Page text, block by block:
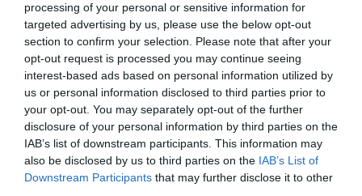
processing of your personal or sensitive information for
targeted advertising by us, please use the below opt-out
section to confirm your selection. Please note that after your
opt-out request is processed you may continue seeing
interest-based ads based on personal information utilized by
us or personal information disclosed to third parties prior to
your opt-out. You may separately opt-out of the further
disclosure of your personal information by third parties on the
IAB’s list of downstream participants. This information may
also be disclosed by us to third parties on the IAB’s List of
Downstream Participants that may further disclose it to other
– Piilokuluja tulee eniten nimen omaan
pienissä hommissa. Käydään hakemassa jotain
ja tai tehdään jotain työtä, ja joku tunti jää
kirjaamatta. Sen suhteellinen osuus koko
laskutuksesta on valtava.
Päätoimintanaan isompia kattourakoita
tekevässä AR-KI Rakennuksessa on myös